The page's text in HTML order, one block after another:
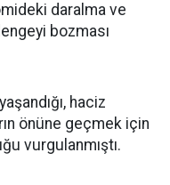
daralma ve
bozması
haciz
önüne geçmek için
vurgulanmıştı.